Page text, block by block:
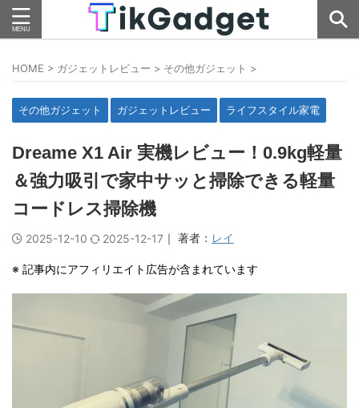
HOME > ガジェットレビュー > その他ガジェット >
その他ガジェット ガジェットレビュー ライフスタイル家電
Dreame X1 Air 実機レビュー！0.9kg軽量
＆強力吸引で家中サッと掃除できる軽量
コードレス掃除機
2025-12-10 2025-12-17 ｜ 著者： レイ
※ 記事内にアフィリエイト広告が含まれています